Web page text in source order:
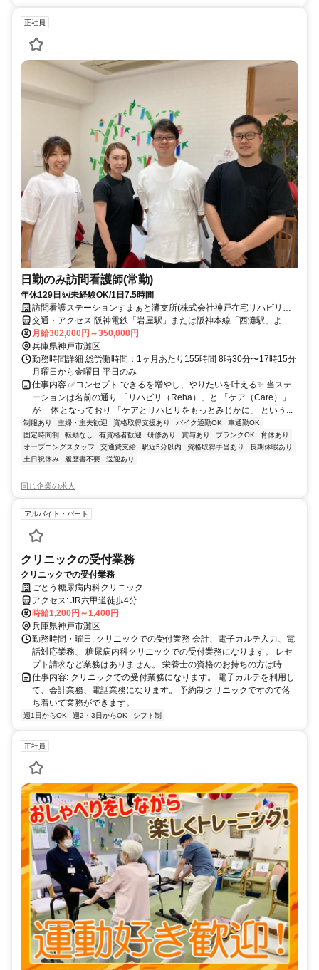
正社員
日勤のみ訪問看護師(常勤)
年休129日✨/未経験OK/1日7.5時間
訪問看護ステーションすまぁと灘支所(株式会社神戸在宅リハビリテ
ーション事業団)
交通・アクセス 阪神電鉄「岩屋駅」または阪神本線「西灘駅」より
徒歩5分
月給302,000円～350,000円
兵庫県神戸市灘区
勤務時間詳細 総労働時間：1ヶ月あたり155時間 8時30分〜17時15分
月曜日から金曜日 平日のみ
仕事内容 ✅コンセプト できるを増やし、やりたいを叶える✨ 当ステ
ーションは名前の通り 「リハビリ（Reha）」と 「ケア（Care）」
が 一体となっており 「ケアとリハビリをもっとみじかに」 という...
制服あり 主婦・主夫歓迎 資格取得支援あり バイク通勤OK
車通勤OK
固定時間制
転勤なし 有資格者歓迎 研修あり 賞与あり ブランクOK
育休あり
オープニングスタッフ
交通費支給 駅近5分以内 資格取得手当あり
長期休暇あり
土日祝休み
履歴書不要 送迎あり
同じ企業の求人
アルバイト・パート
クリニックの受付業務
クリニックでの受付業務
ごとう糖尿病内科クリニック
アクセス: JR六甲道徒歩4分
時給1,200円～1,400円
兵庫県神戸市灘区
勤務時間・曜日: クリニックでの受付業務 会計、電子カルテ入力、電
話対応業務、 糖尿病内科クリニックでの受付業務になります。 レセ
プト請求など業務はありません。 栄養士の資格のお持ちの方は時...
仕事内容: クリニックでの受付業務になります。 電子カルテを利用し
て、会計業務、電話業務になります。 予約制クリニックですので落
ち着いて業務ができます。
週1日からOK 週2・3日からOK シフト制
正社員